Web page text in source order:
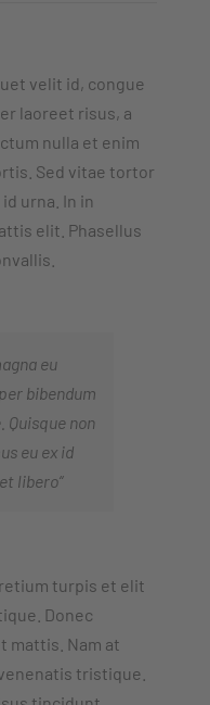
velit id, congue
laoreet risus, a
nulla et enim
Sed vitae tortor
urna. In in
elit. Phasellus
eu
bibendum
Quisque non
eu ex id
libero“
turpis et elit
Donec
mattis. Nam at
tristique.